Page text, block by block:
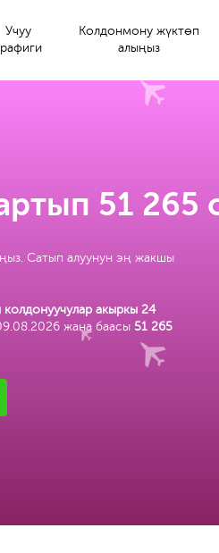
Учуу
Колдонмону жүктөп
алыңыз
51 265
Сатып алуунун эң жакшы
акыркы 24
жана баасы 51 265